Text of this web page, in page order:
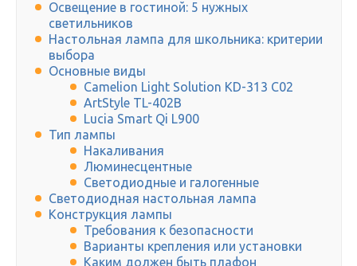
Освещение в гостиной: 5 нужных
светильников
Настольная лампа для школьника: критерии
выбора
Основные виды
Camelion Light Solution KD-313 C02
ArtStyle TL-402B
Lucia Smart Qi L900
Тип лампы
Накаливания
Люминесцентные
Светодиодные и галогенные
Светодиодная настольная лампа
Конструкция лампы
Требования к безопасности
Варианты крепления или установки
Каким должен быть плафон